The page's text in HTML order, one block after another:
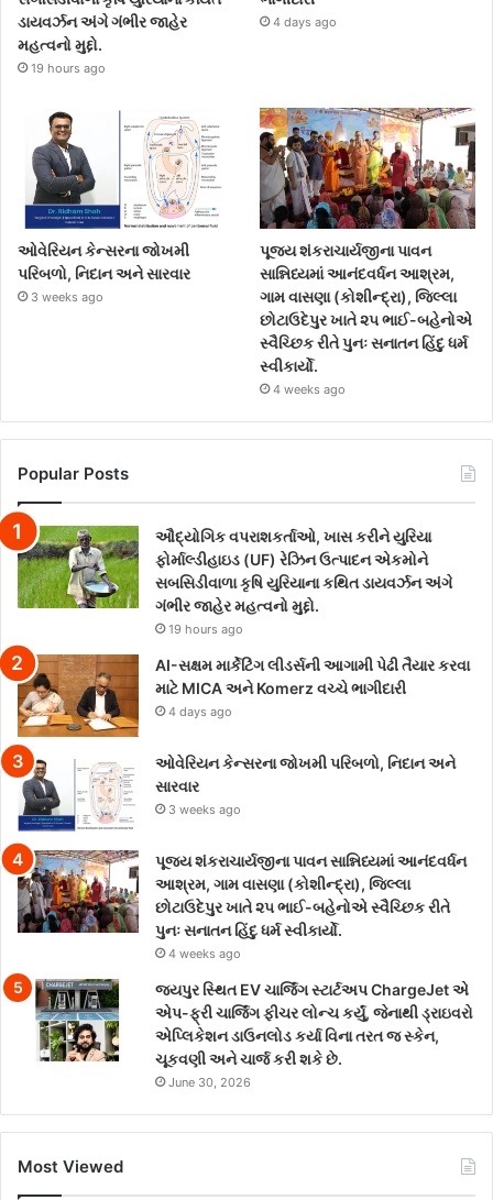
ડાયવર્ઝન અંગે ગંભીર જાહેર
મહત્વનો મુદ્દો.
19 hours ago
4 days ago
ઓવેરિયન કેન્સરના જોખમી
પરિબળો, નિદાન અને સારવાર
3 weeks ago
પૂજ્ય શંકરાચાર્યજીના પાવન
સાન્નિધ્યમાં આનંદવર્ધન આશ્રમ,
ગામ વાસણા (કોશીન્દ્રા), જિલ્લા
છોટાઉદેપુર ખાતે ૨૫ ભાઈ-બહેનોએ
સ્વૈચ્છિક રીતે પુનઃ સનાતન હિંદુ ધર્મ
સ્વીકાર્યો.
4 weeks ago
Popular Posts
ઔદ્યોગિક વપરાશકર્તાઓ, ખાસ કરીને યુરિયા
ફોર્માલ્ડીહાઇડ (UF) રેઝિન ઉત્પાદન એકમોને
સબસિડીવાળા કૃષિ યુરિયાના કથિત ડાયવર્ઝન અંગે
ગંભીર જાહેર મહત્વનો મુદ્દો.
19 hours ago
AI-સક્ષમ માર્કેટિંગ લીડર્સની આગામી પેઢી તૈયાર કરવા
માટે MICA અને Komerz વચ્ચે ભાગીદારી
4 days ago
ઓવેરિયન કેન્સરના જોખમી પરિબળો, નિદાન અને
સારવાર
3 weeks ago
પૂજ્ય શંકરાચાર્યજીના પાવન સાન્નિધ્યમાં આનંદવર્ધન
આશ્રમ, ગામ વાસણા (કોશીન્દ્રા), જિલ્લા
છોટાઉદેપુર ખાતે ૨૫ ભાઈ-બહેનોએ સ્વૈચ્છિક રીતે
પુનઃ સનાતન હિંદુ ધર્મ સ્વીકાર્યો.
4 weeks ago
જયપુર સ્થિત EV ચાર્જિંગ સ્ટાર્ટઅપ ChargeJet એ
એપ-ફ્રી ચાર્જિંગ ફીચર લોન્ચ કર્યું, જેનાથી ડ્રાઇવરો
એપ્લિકેશન ડાઉનલોડ કર્યા વિના તરત જ સ્કેન,
ચૂકવણી અને ચાર્જ કરી શકે છે.
June 30, 2026
Most Viewed